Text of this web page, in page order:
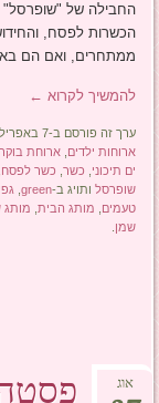
החבילה של
הכשרות לפסח,
ממתחרים, ואם הם
להמשיך לקרוא ←
ערך זה פורסם ב-7 באפריל 2017, ב-
ארוחות ילדים ,ארוחת בוקר
ים תיכוני
כשר כשר לפסח
שופרסל ותויג ב-green
טעמים
מותג הבית מותג
שמן
אוג